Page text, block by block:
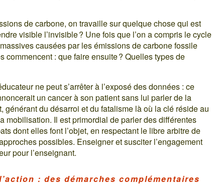
de carbone, on travaille sur quelque chose qui est
visible l’invisible ? Une fois que l’on a compris le cycle
causées par les émissions de carbone fossile
commencent : que faire ensuite ? Quelles types de
ne peut s’arrêter à l’exposé des données : ce
un cancer à son patient sans lui parler de la
générant du désarroi et du fatalisme là où la clé réside au
mobilisation. Il est primordial de parler des différentes
dont elles font l’objet, en respectant le libre arbitre de
possibles. Enseigner et susciter l’engagement
pour l’enseignant.
: des démarches complémentaires